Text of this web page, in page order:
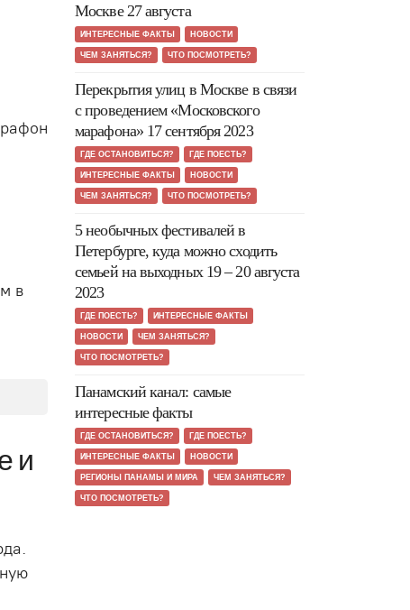
в
и
Москве 27 августа
ИНТЕРЕСНЫЕ ФАКТЫ НОВОСТИ
ЧЕМ ЗАНЯТЬСЯ? ЧТО ПОСМОТРЕТЬ?
Перекрытия улиц в Москве в связи
с проведением «Московского
марафона» 17 сентября 2023
ГДЕ ОСТАНОВИТЬСЯ? ГДЕ ПОЕСТЬ?
ИНТЕРЕСНЫЕ ФАКТЫ НОВОСТИ
ЧЕМ ЗАНЯТЬСЯ? ЧТО ПОСМОТРЕТЬ?
5 необычных фестивалей в
Петербурге, куда можно сходить
семьей на выходных 19 – 20 августа
2023
ГДЕ ПОЕСТЬ? ИНТЕРЕСНЫЕ ФАКТЫ
НОВОСТИ ЧЕМ ЗАНЯТЬСЯ?
ЧТО ПОСМОТРЕТЬ?
Панамский канал: самые
интересные факты
ГДЕ ОСТАНОВИТЬСЯ? ГДЕ ПОЕСТЬ?
ИНТЕРЕСНЫЕ ФАКТЫ НОВОСТИ
РЕГИОНЫ ПАНАМЫ И МИРА ЧЕМ ЗАНЯТЬСЯ?
ЧТО ПОСМОТРЕТЬ?